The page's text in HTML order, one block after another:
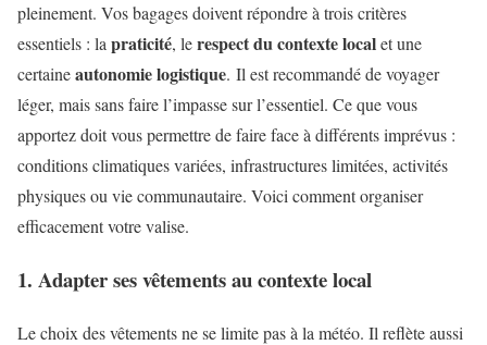
pleinement. Vos bagages doivent répondre à trois critères
essentiels : lapraticité, lerespect du contexte localet une
certaineautonomie logistique. Il est recommandé de voyager
léger, mais sans faire l’impasse sur l’essentiel. Ce que vous
apportez doit vous permettre de faire face à différents imprévus :
conditions climatiques variées, infrastructures limitées, activités
physiques ou vie communautaire. Voici comment organiser
efficacement votre valise.
1. Adapter ses vêtements au contexte local
Le choix des vêtements ne se limite pas à la météo. Il reflète aussi